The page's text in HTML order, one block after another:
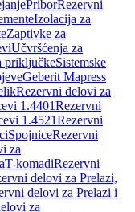
PriborRezervni
Izolacija za
Zaptivke za
Učvršćenja za
priključkeSistemske
Geberit Mapress
Rezervni delovi za
1.4401Rezervni
1.4521Rezervni
SpojniceRezervni
za
T-komadiRezervni
delovi za Prelazi,
delovi za Prelazi i
za